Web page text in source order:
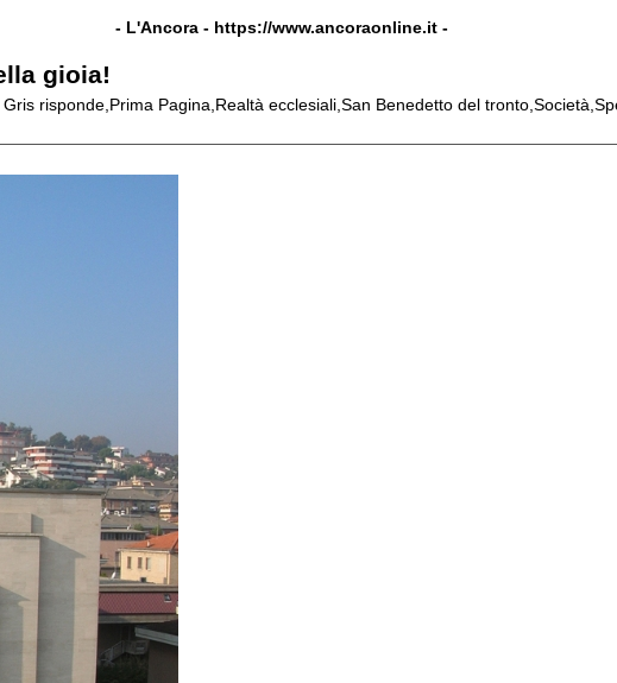
- L'Ancora - https://www.ancoraonline.it -
gioia!
Gris risponde,Prima Pagina,Realtà ecclesiali,San Benedetto del